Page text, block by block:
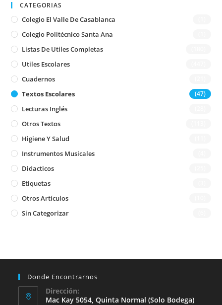
CATEGORIAS
Colegio El Valle De Casablanca
Colegio Politécnico Santa Ana
Listas De Utiles Completas
Utiles Escolares
Cuadernos
Textos Escolares (47)
Lecturas Inglés
Otros Textos
Higiene Y Salud
Instrumentos Musicales
Didacticos
Etiquetas
Otros Artículos
Sin Categorizar
Donde Encontrarnos
Dirección:
Mac Kay 5054, Quinta Normal (solo Bodega)